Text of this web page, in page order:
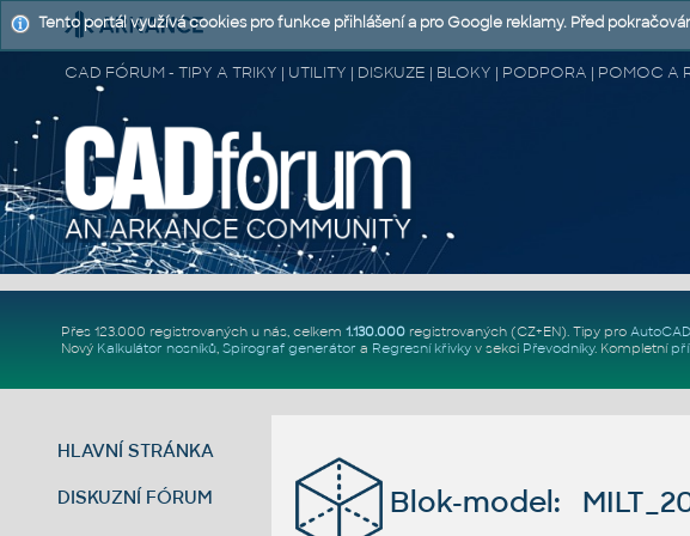
CAD FÓRUM - TIPY A TRIKY | UTILITY | DISKUZE | BLOKY | PODPORA | POMOC A
Přes 123.000 registrovaných u nás, celkem 1.130.000registrovaných (CZ+EN). Tipy pro
Nový Kalkulátor nosníků, Spirograf generátor a Regresní křivkyv sekci Převodníky. Kompletní
HLAVNÍ STRÁNKA
DISKUZNÍ FÓRUM Blok-model:
Tento portál využívá cookies pro funkce přihlášení a pro Google reklamy. Před